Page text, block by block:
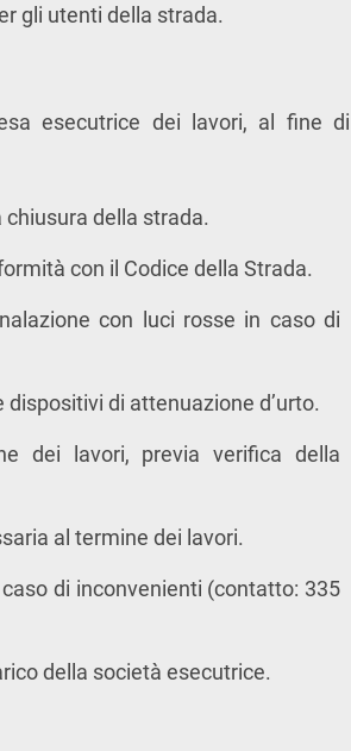
gli utenti della strada.
esecutrice dei lavori, al fine di
della strada.
con il Codice della Strada.
con luci rosse in caso di
di attenuazione d’urto.
dei lavori, previa verifica della
al termine dei lavori.
di inconvenienti (contatto: 335
della società esecutrice.